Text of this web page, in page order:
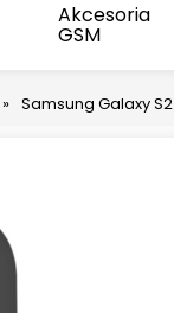
Akcesoria
GSM
» Samsung Galaxy